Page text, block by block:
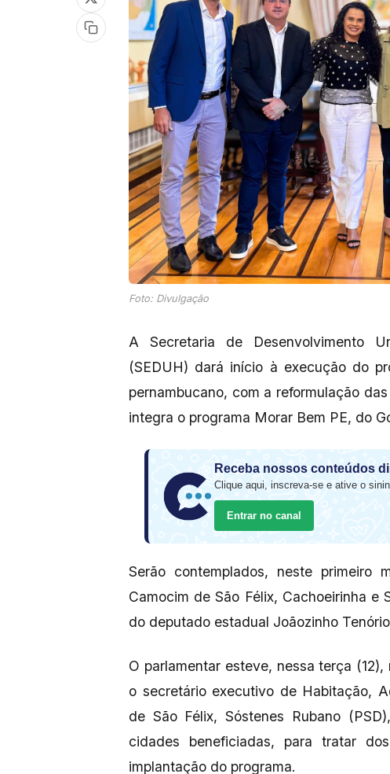
Foto: Divulgação
A Secretaria de Desenvolvimento
(SEDUH) dará início à execução do
pernambucano, com a reformulação
integra o programa Morar Bem PE, do
Receba nossos conteúdos
Clique aqui, inscreva-se e ative o
Entrar no canal
Serão contemplados, neste primeiro
Camocim de São Félix, Cachoeirinha
do deputado estadual Joãozinho
O parlamentar esteve, nessa terça
o secretário executivo de Habitação,
de São Félix, Sóstenes Rubano
cidades beneficiadas, para tratar
implantação do programa.